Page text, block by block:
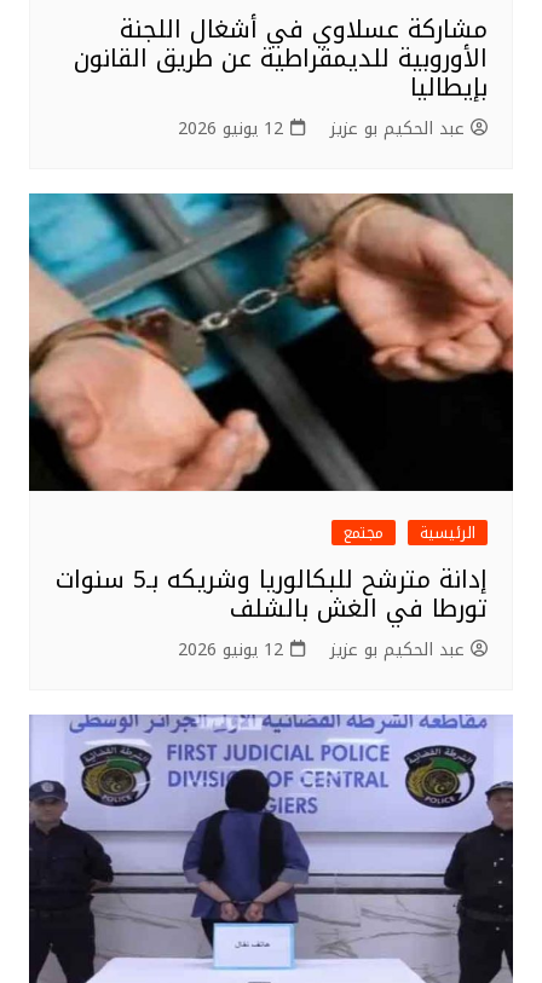
مشاركة عسلاوي في أشغال اللجنة
الأوروبية للديمقراطية عن طريق القانون
بإيطاليا
عبد الحكيم بو عزيز 12 يونيو 2026
الرئيسية مجتمع
إدانة مترشح للبكالوريا وشريكه بـ5 سنوات
تورطا في الغش بالشلف
عبد الحكيم بو عزيز 12 يونيو 2026